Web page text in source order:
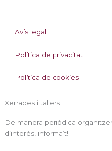
s
t
a
g
r
n
k
e
d
i
Avís legal
Política de privacitat
Política de cookies
Xerrades i tallers
De manera periòdica
d’interès, informa’t!